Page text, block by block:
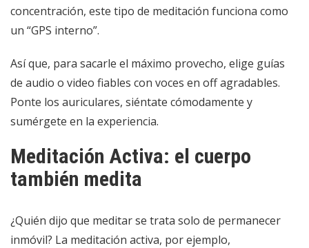
concentración, este tipo de meditación funciona como
un “GPS interno”.
Así que, para sacarle el máximo provecho, elige guías
de audio o video fiables con voces en off agradables.
Ponte los auriculares, siéntate cómodamente y
sumérgete en la experiencia.
Meditación Activa: el cuerpo
también medita
¿Quién dijo que meditar se trata solo de permanecer
inmóvil? La meditación activa, por ejemplo,